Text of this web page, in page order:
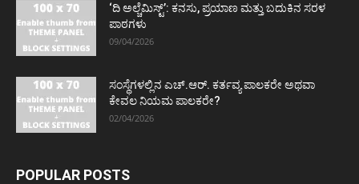
‘ದಿ ಅಲ್ಚೆಮಿಸ್ಟ್’: ಕನಸು, ಪ್ರಯಾಣ ಮತ್ತು ಬದುಕಿನ ಸರಳ
ಪಾಠಗಳು
09/04/2026
ಸಂಸ್ಥೆಗಳಲ್ಲಿನ ಎಚ್.ಆರ್. ಕರ್ತವ್ಯ ಪಾಲಕರೇ ಅಥವಾ
ಕೇವಲ ನಿಯಮ ಪಾಲಕರೇ?
02/04/2026
POPULAR POSTS